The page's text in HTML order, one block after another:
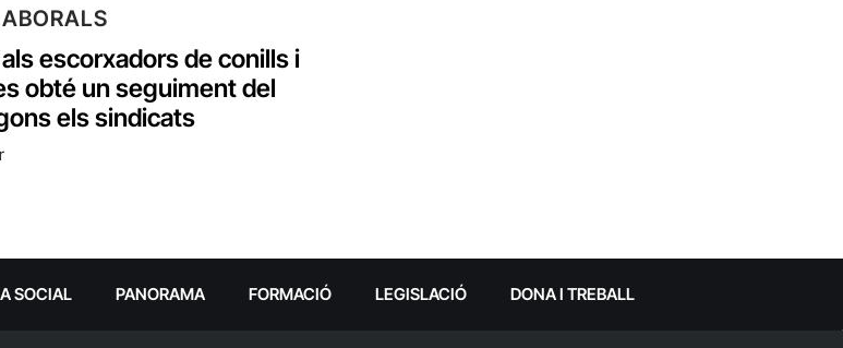
escorxadors de conills i
obté un seguiment del
els sindicats
SOCIAL PANORAMA FORMACIÓ LEGISLACIÓ DONA I TREBALL